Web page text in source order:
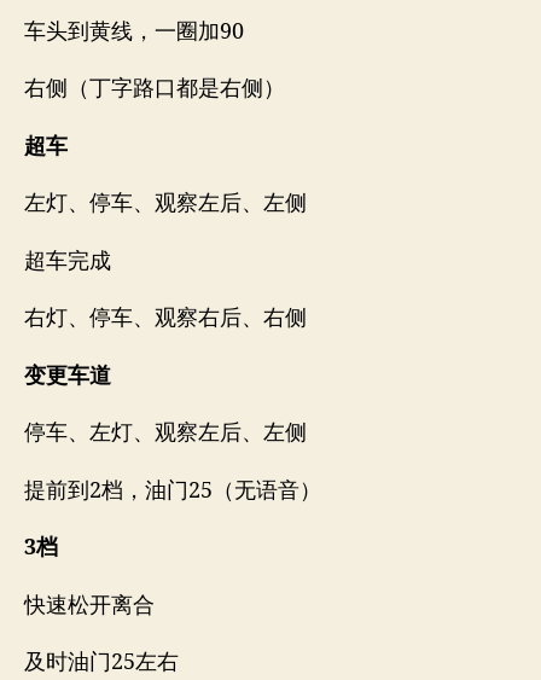
车头到黄线，一圈加90
右侧（丁字路口都是右侧）
超车
左灯、停车、观察左后、左侧
超车完成
右灯、停车、观察右后、右侧
变更车道
停车、左灯、观察左后、左侧
提前到2档，油门25（无语音）
3档
快速松开离合
及时油门25左右